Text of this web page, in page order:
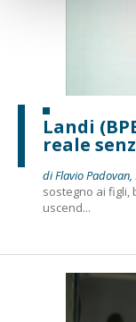
Landi
reale
di Flavio
sostegno ai figli,
uscend...